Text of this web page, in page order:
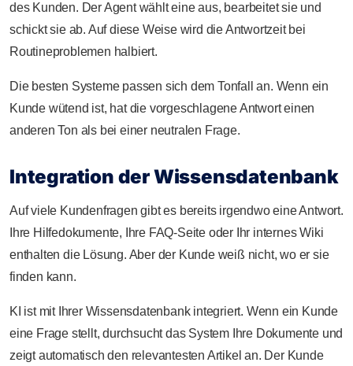
des Kunden. Der Agent wählt eine aus, bearbeitet sie und
schickt sie ab. Auf diese Weise wird die Antwortzeit bei
Routineproblemen halbiert.
Die besten Systeme passen sich dem Tonfall an. Wenn ein
Kunde wütend ist, hat die vorgeschlagene Antwort einen
anderen Ton als bei einer neutralen Frage.
Integration der Wissensdatenbank
Auf viele Kundenfragen gibt es bereits irgendwo eine Antwort.
Ihre Hilfedokumente, Ihre FAQ-Seite oder Ihr internes Wiki
enthalten die Lösung. Aber der Kunde weiß nicht, wo er sie
finden kann.
KI ist mit Ihrer Wissensdatenbank integriert. Wenn ein Kunde
eine Frage stellt, durchsucht das System Ihre Dokumente und
zeigt automatisch den relevantesten Artikel an. Der Kunde